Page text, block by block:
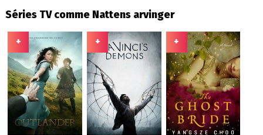
Séries TV comme Nattens arvinger
+ + +